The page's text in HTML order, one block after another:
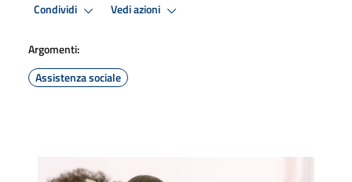
Condividi Vedi azioni
Argomenti:
Assistenza sociale